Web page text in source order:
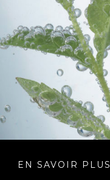
EN SAVOIR PLUS